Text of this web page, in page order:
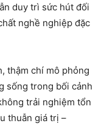
duy trì sức hút đối
nghề nghiệp đặc
thậm chí mô phỏng
sống trong bối cảnh
trải nghiệm tổn
thuẫn giá trị –